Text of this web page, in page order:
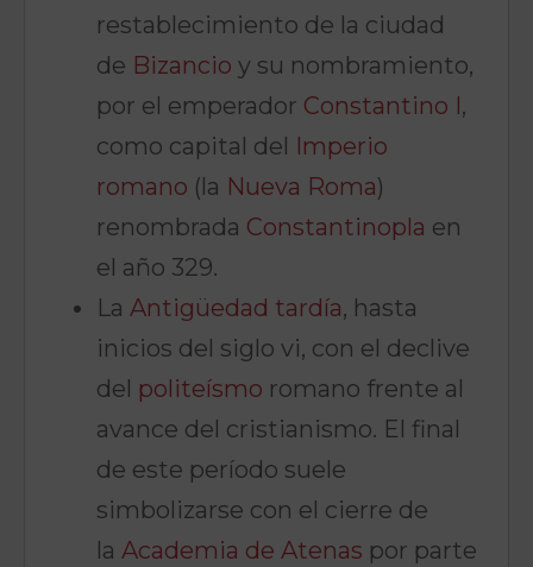
restablecimiento de la ciudad
de Bizancio y su nombramiento,
por el emperador Constantino I,
como capital del Imperio
romano (la Nueva Roma)
renombrada Constantinopla en
el año 329.
La Antigüedad tardía, hasta
inicios del siglo vi, con el declive
del politeísmo romano frente al
avance del cristianismo. El final
de este período suele
simbolizarse con el cierre de
la Academia de Atenas por parte